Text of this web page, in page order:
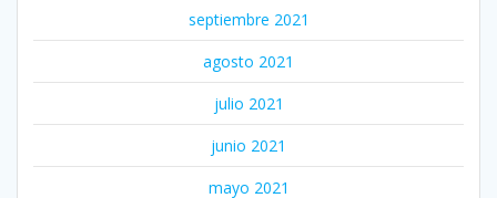
septiembre 2021
agosto 2021
julio 2021
junio 2021
mayo 2021